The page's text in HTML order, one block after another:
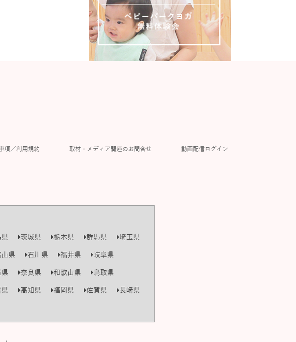
項／利用規約 取材・メディア関連のお問合せ 動画配信ログイン
茨城県 栃木県 群馬県
埼玉県
山県 石川県 福井県
岐阜県
奈良県 和歌山県
鳥取県
高知県 福岡県 佐賀県
長崎県